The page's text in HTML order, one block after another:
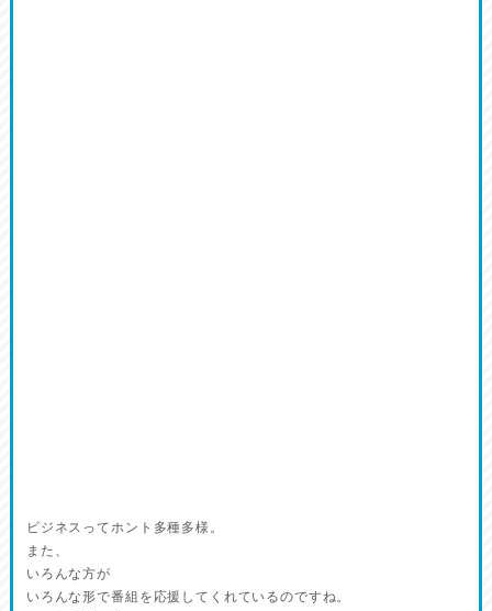
ビジネスってホント多種多様。
また、
いろんな方が
いろんな形で番組を応援してくれているのですね。